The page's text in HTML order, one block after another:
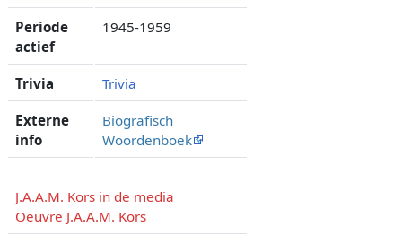
Periode
actief
1945-1959
Trivia Trivia
Externe
info
Biografisch
Woordenboek
J.A.A.M. Kors in de media
Oeuvre J.A.A.M. Kors